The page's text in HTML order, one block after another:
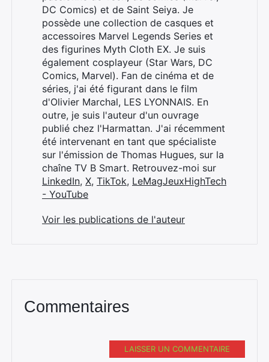
DC Comics) et de Saint Seiya. Je
possède une collection de casques et
accessoires Marvel Legends Series et
des figurines Myth Cloth EX. Je suis
également cosplayeur (Star Wars, DC
Comics, Marvel). Fan de cinéma et de
séries, j'ai été figurant dans le film
d'Olivier Marchal, LES LYONNAIS. En
outre, je suis l'auteur d'un ouvrage
publié chez l'Harmattan. J'ai récemment
été intervenant en tant que spécialiste
sur l'émission de Thomas Hugues, sur la
chaîne TV B Smart. Retrouvez-moi sur
LinkedIn, X, TikTok, LeMagJeuxHighTech
- YouTube
Voir les publications de l'auteur
Commentaires
LAISSER UN COMMENTAIRE